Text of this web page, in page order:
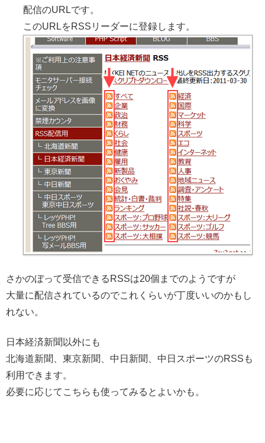
配信のURLです。
このURLをRSSリーダーに登録します。
さかのぼって受信できるRSSは20個までのようですが
大量に配信されているのでこれくらいが丁度いいのかもし
れない。
日本経済新聞以外にも
北海道新聞、東京新聞、中日新聞、中日スポーツのRSSも
利用できます。
必要に応じてこちらも使ってみるとよいかも。